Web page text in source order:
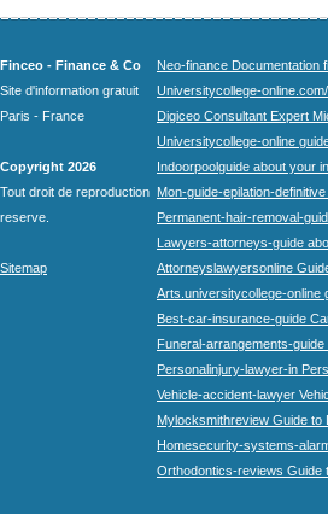
Finceo - Finance & Co
Site d'information gratuit
Paris - France
Copyright 2026
Tout droit de reproduction
reserve.
Sitemap
Neo-finance Documentation
Universitycollege-
Digiceo Consultant Expert
Universitycollege-online
Indoorpoolguide about your
Mon-guide-epilation-
Permanent-hair-removal-
Lawyers-attorneys-guide
Attorneyslawyersonline
Arts.universitycollege-online
Best-car-insurance-guide
Funeral-arrangements-
Personalinjury-lawyer-in
Vehicle-accident-lawyer
Mylocksmithreview Guide to
Homesecurity-systems-
Orthodontics-reviews Guide